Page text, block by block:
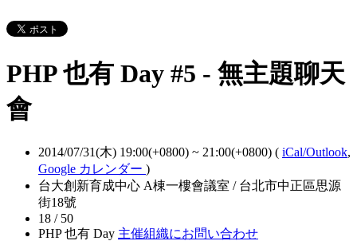
PHP 也有 Day #5 - 無主題聊天
會
2014/07/31(木) 19:00(+0800) ~ 21:00(+0800) ( iCal/Outlook,
Google カレンダー )
台大創新育成中心 A棟一樓會議室 / 台北市中正區思源
街18號
18 / 50
PHP 也有 Day 主催組織にお問い合わせ